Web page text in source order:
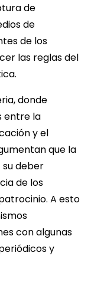
de
de
de los
las reglas del
donde
entre la
y el
que la
deber
de los
A esto
con algunas
y